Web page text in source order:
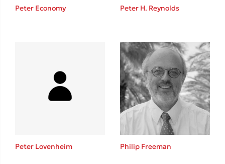
Teo Benedetti
Pierdomenico Baccalario
Δανάη Ιμπραχήμ
Τεστ: Ποιο αστυνομικό βιβλίο σου ταιριάζει για το καλοκαίρι;
Peter Economy Peter H. Reynolds
Peter Lovenheim Philip Freeman